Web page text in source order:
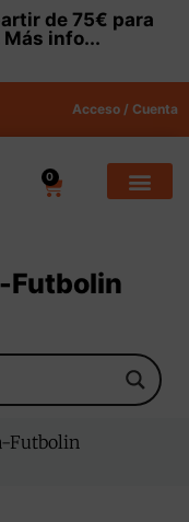
de 75€ para
Más info...
Acceso / Cuenta
0
Futbolin
Futbolin